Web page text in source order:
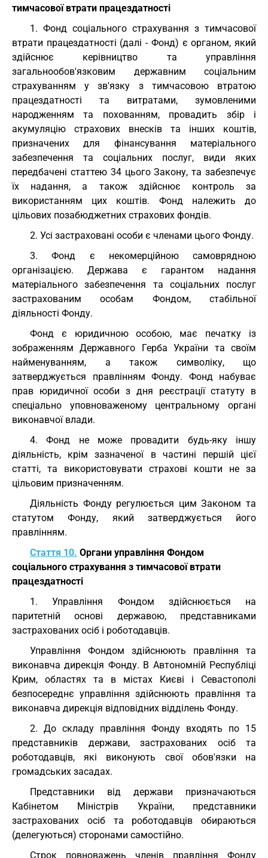
тимчасової втрати працездатності
1. Фонд соціального страхування з тимчасової
втрати працездатності (далі - Фонд) є органом, який
здійснює керівництво та управління
загальнообов'язковим державним соціальним
страхуванням у зв'язку з тимчасовою втратою
працездатності та витратами, зумовленими
народженням та похованням, провадить збір і
акумуляцію страхових внесків та інших коштів,
призначених для фінансування матеріального
забезпечення та соціальних послуг, види яких
передбачені статтею 34 цього Закону, та забезпечує
їх надання, а також здійснює контроль за
використанням цих коштів. Фонд належить до
цільових позабюджетних страхових фондів.
2. Усі застраховані особи є членами цього Фонду.
3. Фонд є некомерційною самоврядною
організацією. Держава є гарантом надання
матеріального забезпечення та соціальних послуг
застрахованим особам Фондом, стабільної
діяльності Фонду.
Фонд є юридичною особою, має печатку із
зображенням Державного Герба України та своїм
найменуванням, а також символіку, що
затверджується правлінням Фонду. Фонд набуває
прав юридичної особи з дня реєстрації статуту в
спеціально уповноваженому центральному органі
виконавчої влади.
4. Фонд не може провадити будь-яку іншу
діяльність, крім зазначеної в частині першій цієї
статті, та використовувати страхові кошти не за
цільовим призначенням.
Діяльність Фонду регулюється цим Законом та
статутом Фонду, який затверджується його
правлінням.
Стаття 10. Органи управління Фондом
соціального страхування з тимчасової втрати
працездатності
1. Управління Фондом здійснюється на
паритетній основі державою, представниками
застрахованих осіб і роботодавців.
Управління Фондом здійснюють правління та
виконавча дирекція Фонду. В Автономній Республіці
Крим, областях та в містах Києві і Севастополі
безпосереднє управління здійснюють правління та
виконавча дирекція відповідних відділень Фонду.
2. До складу правління Фонду входять по 15
представників держави, застрахованих осіб та
роботодавців, які виконують свої обов'язки на
громадських засадах.
Представники від держави призначаються
Кабінетом Міністрів України, представники
застрахованих осіб та роботодавців обираються
(делегуються) сторонами самостійно.
Строк повноважень членів правління Фонду